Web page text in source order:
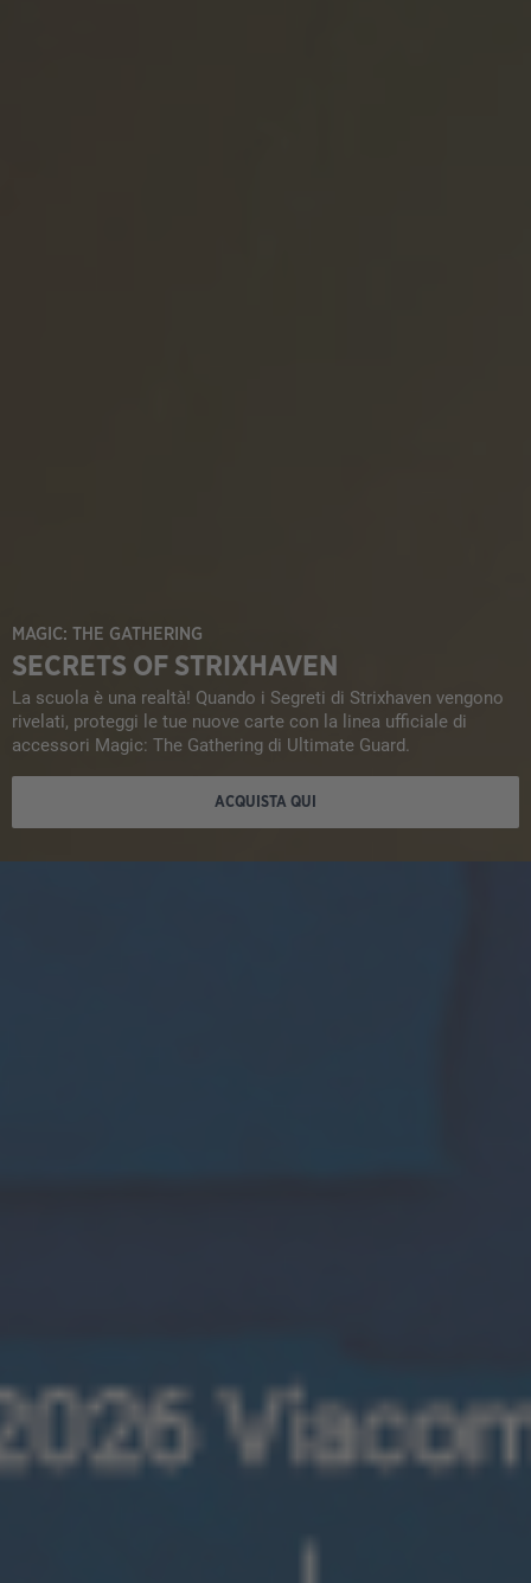
MAGIC: THE GATHERING
SECRETS OF STRIXHAVEN
La scuola è una realtà! Quando i Segreti di Strixhaven vengono
rivelati, proteggi le tue nuove carte con la linea ufficiale di
accessori Magic: The Gathering di Ultimate Guard.
ACQUISTA QUI